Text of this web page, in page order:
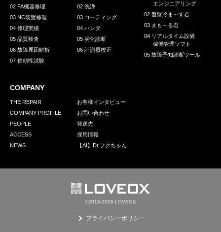
02 FA機器修理
03 NC装置修理
04 修理実績
05 品質検査
06 故障原因解析
07 信頼性試験
02 洗浄
03 コーティング
04 ハンダ
05 劣化診断
06 計測器校正
エンジニアリング
02 盤盤冷ま～す君
03 まも～る君
04 リアルタイム設備
稼働管理ソフト
05 故障予知診断ツール
COMPANY
THE REPAIR
COMPANY PROFILE
PEOPLE
ACCESS
NEWS
お客様インタビュー
お問い合わせ
発送先
採用情報
【AI】Dr.フクちゃん
©2016-2026 LOVEOX
プライバシーポリシー